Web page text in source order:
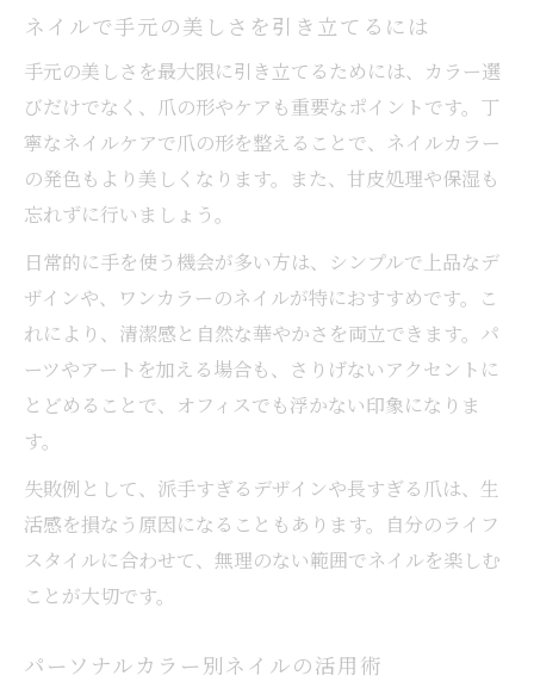
ネイルで手元の美しさを引き立てるには
手元の美しさを最大限に引き立てるためには、カラー選
びだけでなく、爪の形やケアも重要なポイントです。丁
寧なネイルケアで爪の形を整えることで、ネイルカラー
の発色もより美しくなります。また、甘皮処理や保湿も
忘れずに行いましょう。
日常的に手を使う機会が多い方は、シンプルで上品なデ
ザインや、ワンカラーのネイルが特におすすめです。こ
れにより、清潔感と自然な華やかさを両立できます。パ
ーツやアートを加える場合も、さりげないアクセントに
とどめることで、オフィスでも浮かない印象になりま
す。
失敗例として、派手すぎるデザインや長すぎる爪は、生
活感を損なう原因になることもあります。自分のライフ
スタイルに合わせて、無理のない範囲でネイルを楽しむ
ことが大切です。
パーソナルカラー別ネイルの活用術